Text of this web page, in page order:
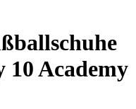
Academy